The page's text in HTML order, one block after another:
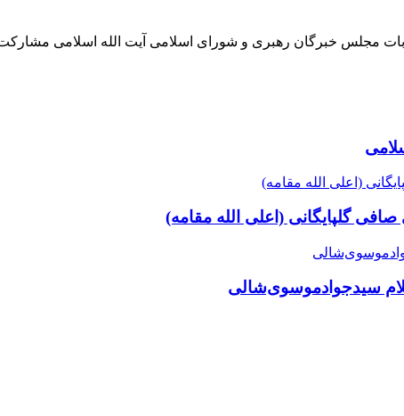
مجلس خبرگان رهبری و شورای اسلامی آیت الله اسلامی
گلپایگانی (اعلی الله مقامه)
سیدجوادموسوی‌شالی